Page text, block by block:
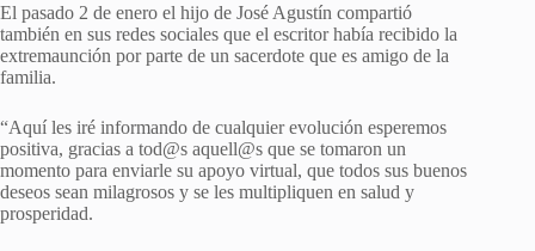
El pasado 2 de enero el hijo de José Agustín compartió
también en sus redes sociales que el escritor había recibido la
extremaunción por parte de un sacerdote que es amigo de la
familia.
“Aquí les iré informando de cualquier evolución esperemos
positiva, gracias a tod@s aquell@s que se tomaron un
momento para enviarle su apoyo virtual, que todos sus buenos
deseos sean milagrosos y se les multipliquen en salud y
prosperidad.